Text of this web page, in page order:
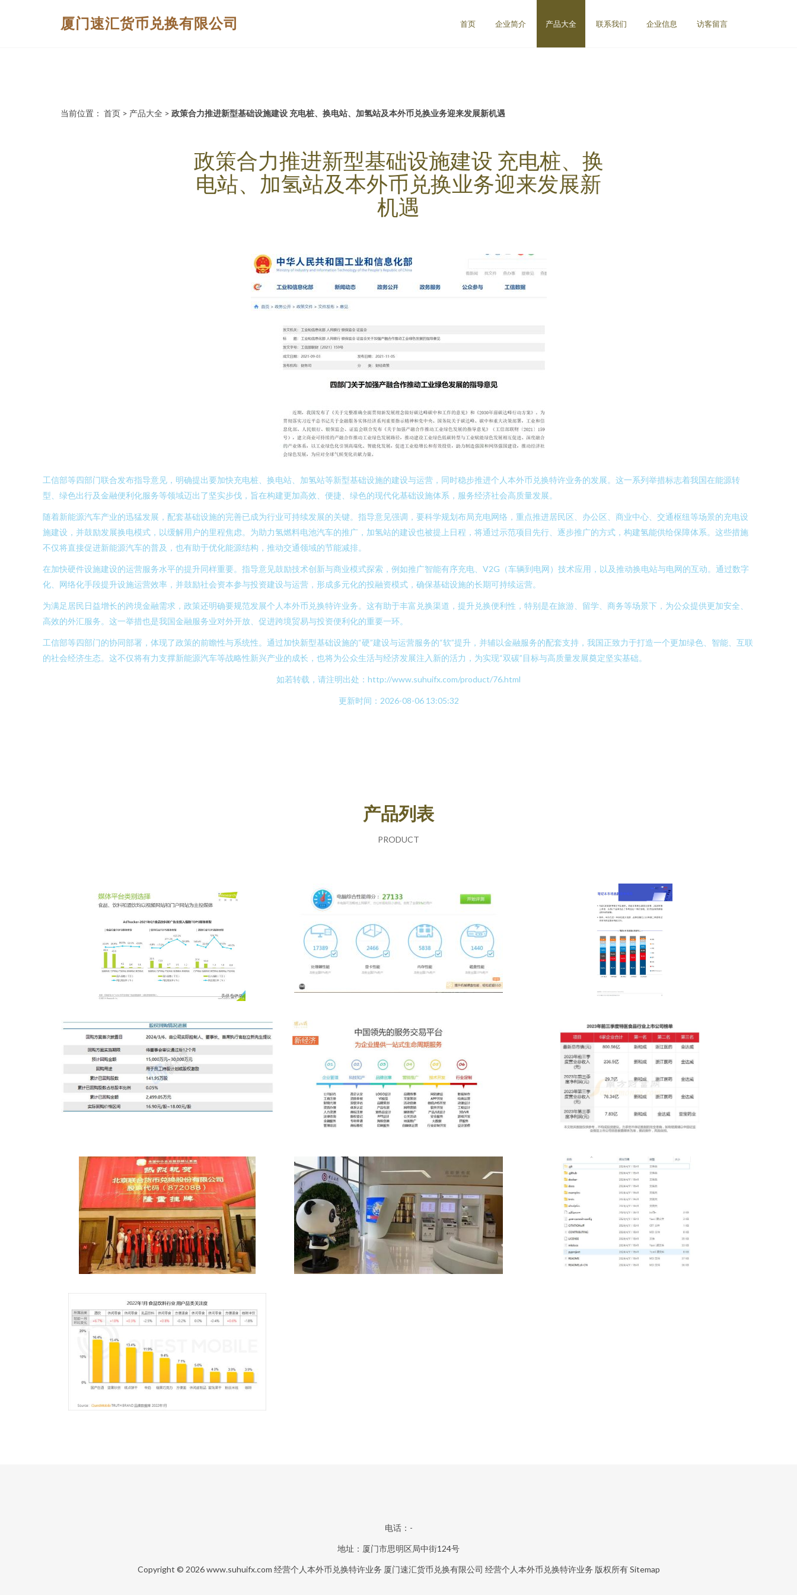
厦门速汇货币兑换有限公司 首页 企业简介 产品大全 联系我们 企业信息 访客留言
当前位置： 首页 > 产品大全 > 政策合力推进新型基础设施建设 充电桩、换电站、加氢站及本外币兑换业务迎来发展新机遇
政策合力推进新型基础设施建设 充电桩、换
电站、加氢站及本外币兑换业务迎来发展新
机遇
工信部等四部门联合发布指导意见，明确提出要加快充电桩、换电站、加氢站等新型基础设施的建设与运营，同时稳步推进个人本外币兑换特许业务的发展。这一系列举措标志着我国在能源转
型、绿色出行及金融便利化服务等领域迈出了坚实步伐，旨在构建更加高效、便捷、绿色的现代化基础设施体系，服务经济社会高质量发展。
随着新能源汽车产业的迅猛发展，配套基础设施的完善已成为行业可持续发展的关键。指导意见强调，要科学规划布局充电网络，重点推进居民区、办公区、商业中心、交通枢纽等场景的充电设
施建设，并鼓励发展换电模式，以缓解用户的里程焦虑。为助力氢燃料电池汽车的推广，加氢站的建设也被提上日程，将通过示范项目先行、逐步推广的方式，构建氢能供给保障体系。这些措施
不仅将直接促进新能源汽车的普及，也有助于优化能源结构，推动交通领域的节能减排。
在加快硬件设施建设的运营服务水平的提升同样重要。指导意见鼓励技术创新与商业模式探索，例如推广智能有序充电、V2G（车辆到电网）技术应用，以及推动换电站与电网的互动。通过数字
化、网络化手段提升设施运营效率，并鼓励社会资本参与投资建设与运营，形成多元化的投融资模式，确保基础设施的长期可持续运营。
为满足居民日益增长的跨境金融需求，政策还明确要规范发展个人本外币兑换特许业务。这有助于丰富兑换渠道，提升兑换便利性，特别是在旅游、留学、商务等场景下，为公众提供更加安全、
高效的外汇服务。这一举措也是我国金融服务业对外开放、促进跨境贸易与投资便利化的重要一环。
工信部等四部门的协同部署，体现了政策的前瞻性与系统性。通过加快新型基础设施的“硬”建设与运营服务的“软”提升，并辅以金融服务的配套支持，我国正致力于打造一个更加绿色、智能、互联
的社会经济生态。这不仅将有力支撑新能源汽车等战略性新兴产业的成长，也将为公众生活与经济发展注入新的活力，为实现“双碳”目标与高质量发展奠定坚实基础。
如若转载，请注明出处：http://www.suhuifx.com/product/76.html
更新时间：2026-08-06 13:05:32
产品列表
PRODUCT
电话：-
地址：厦门市思明区局中街124号
Copyright © 2026www.suhuifx.com 经营个人本外币兑换特许业务 厦门速汇货币兑换有限公司 经营个人本外币兑换特许业务 版权所有Sitemap